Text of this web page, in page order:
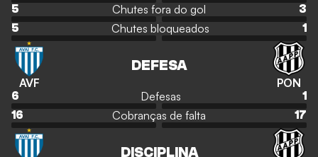
5
Chutes fora do gol
3
5
Chutes bloqueados 1
AVF
DEFESA
PON
6 Defesas
1
16
Cobranças de falta 17
DISCIPLINA